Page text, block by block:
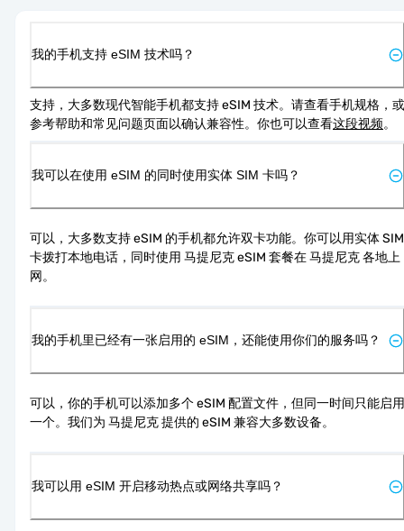
我的手机支持 eSIM 技术吗？
支持，大多数现代智能手机都支持 eSIM 技术。请查看手机规格，或
参考帮助和常见问题页面以确认兼容性。你也可以查看这段视频。
我可以在使用 eSIM 的同时使用实体 SIM 卡吗？
可以，大多数支持 eSIM 的手机都允许双卡功能。你可以用实体 SIM
卡拨打本地电话，同时使用 马提尼克 eSIM 套餐在 马提尼克 各地上
网。
我的手机里已经有一张启用的 eSIM，还能使用你们的服务吗？
可以，你的手机可以添加多个 eSIM 配置文件，但同一时间只能启用
一个。我们为 马提尼克 提供的 eSIM 兼容大多数设备。
我可以用 eSIM 开启移动热点或网络共享吗？